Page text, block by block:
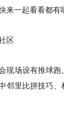
来一起看看都有
区
现场设有推球跑
邻里比拼技巧